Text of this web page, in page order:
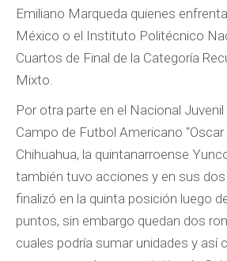
Emiliano Marqueda quienes
México o el Instituto Politécnico
Cuartos de Final de la Categoría
Mixto.
Por otra parte en el Nacional Juvenil
Campo de Futbol Americano “Oscar
Chihuahua, la quintanarroense
también tuvo acciones y en sus
finalizó en la quinta posición luego
puntos, sin embargo quedan dos
cuales podría sumar unidades y así